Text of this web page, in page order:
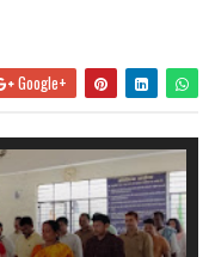
Google+